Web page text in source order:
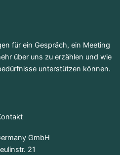
für ein Gespräch, ein Meeting
über uns zu erzählen und wie
unterstützen können.
GmbH
21